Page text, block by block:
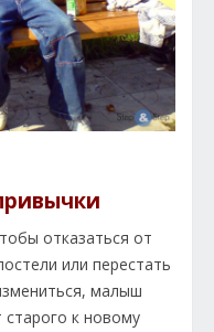
отказаться от
или перестать
малыш
к новому